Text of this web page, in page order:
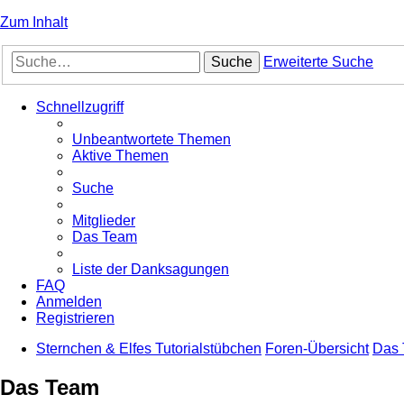
Zum Inhalt
Suche Erweiterte Suche
Schnellzugriff
Unbeantwortete Themen
Aktive Themen
Suche
Mitglieder
Das Team
Liste der Danksagungen
FAQ
Anmelden
Registrieren
Sternchen & Elfes Tutorialstübchen Foren-Übersicht Das
Das Team